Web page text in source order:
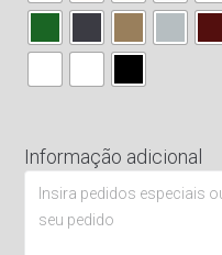
Informação adicional